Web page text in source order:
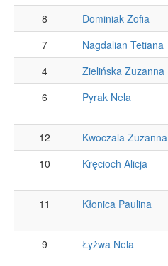
8
Dominiak Zofia
7
Nagdalian Tetiana
4
Zielińska Zuzanna
6
Pyrak Nela
12
Kwoczala Zuzanna
10
Kręcioch Alicja
11
Kłonica Paulina
9
Łyżwa Nela